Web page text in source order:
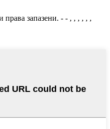
запазени. - - , , , , , ,